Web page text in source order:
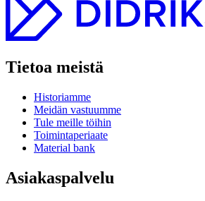
Tietoa meistä
Historiamme
Meidän vastuumme
Tule meille töihin
Toimintaperiaate
Material bank
Asiakaspalvelu